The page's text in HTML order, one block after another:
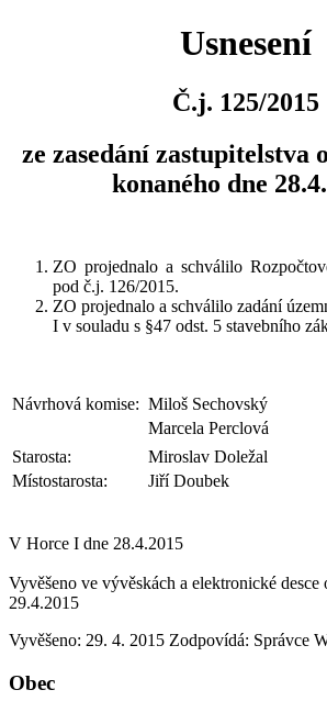
Usnesení
Č.j. 125/2015
ze zasedání zastupitelstva
konaného dne
ZO projednalo a schválilo
pod č.j. 126/2015.
ZO projednalo a schválilo zadání
I v souladu s §47 odst. 5 stavebního
Návrhová komise: Miloš Sechovský
Marcela Perclová
Starosta:
Miroslav Doležal
Místostarosta:
Jiří Doubek
V Horce I dne 28.4.2015
Vyvěšeno ve vývěskách a elektronické
29.4.2015
Vyvěšeno: 29. 4. 2015 Zodpovídá: Správce
Obec